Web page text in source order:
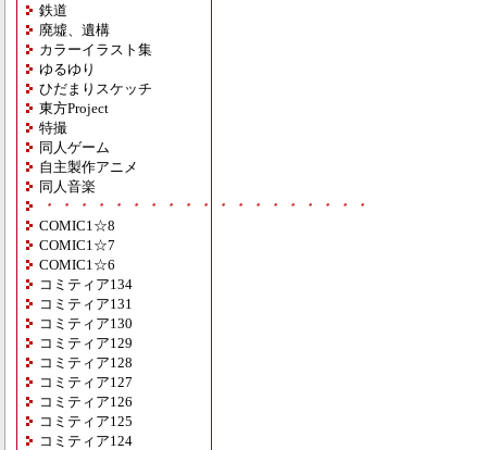
鉄道
廃墟、遺構
カラーイラスト集
ゆるゆり
ひだまりスケッチ
東方Project
特撮
同人ゲーム
自主製作アニメ
同人音楽
・・・・・・・・・・・・・・・・・・・
COMIC1☆8
COMIC1☆7
COMIC1☆6
コミティア134
コミティア131
コミティア130
コミティア129
コミティア128
コミティア127
コミティア126
コミティア125
コミティア124